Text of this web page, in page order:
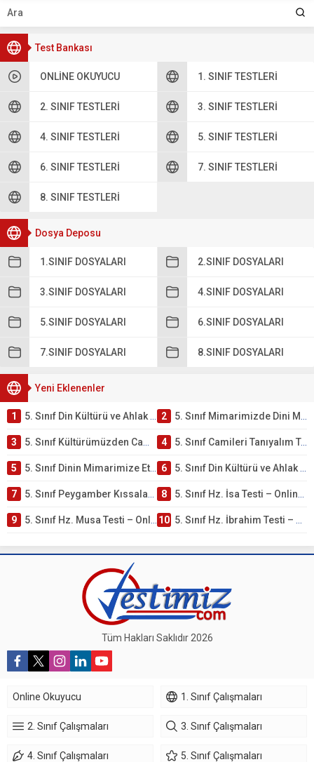
Test Bankası
ONLINE OKUYUCU 1. SINIF TESTLERI
2. SINIF TESTLERI 3. SINIF TESTLERI
4. SINIF TESTLERI 5. SINIF TESTLERI
6. SINIF TESTLERI 7. SINIF TESTLERI
8. SINIF TESTLERI
Dosya Deposu
1.SINIF DOSYALARI 2.SINIF DOSYALARI
3.SINIF DOSYALARI 4.SINIF DOSYALARI
5.SINIF DOSYALARI 6.SINIF DOSYALARI
7.SINIF DOSYALARI 8.SINIF DOSYALARI
Yeni Eklenenler
1 5. Sınıf Din Kültürü ve Ahlak Bilgisi 4. Ünite: Mimarimizde Dini Motifler Çalışmaları 2 5. Sınıf Mimarimizde Dini Motifler Ünite Testi – Online Çöz
3 5. Sınıf Kültürümüzden Cami Örnekleri Testi – Online Çöz 4 5. Sınıf Camileri Tanıyalım Testi – Online Çöz
5 5. Sınıf Dinin Mimarimize Etkisi Testi – Online Çöz 6 5. Sınıf Din Kültürü ve Ahlak Bilgisi 4. Ünite: Peygamber Kıssaları Çalışmaları
7 5. Sınıf Peygamber Kıssaları Ünite Testi – Online Çöz 8 5. Sınıf Hz. İsa Testi – Online Çöz
9 5. Sınıf Hz. Musa Testi – Online Çöz 10 5. Sınıf Hz. İbrahim Testi – Online Çöz
Tüm Hakları Saklıdır 2026
Online Okuyucu 1. Sınıf Çalışmaları
2. Sınıf Çalışmaları 3. Sınıf Çalışmaları
4. Sınıf Çalışmaları 5. Sınıf Çalışmaları